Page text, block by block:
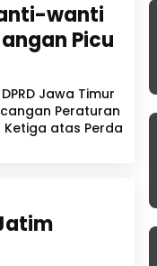
wanti
Picu
Jawa Timur
Peraturan
atas Perda